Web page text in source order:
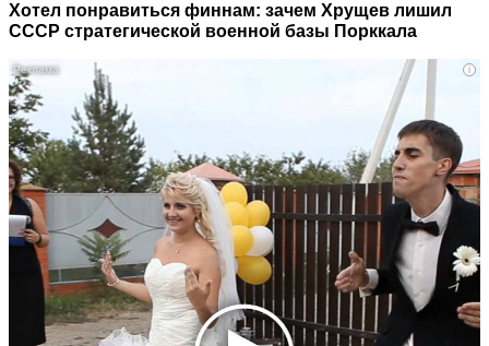
Хотел понравиться финнам: зачем Хрущев лишил
СССР стратегической военной базы Порккала
i